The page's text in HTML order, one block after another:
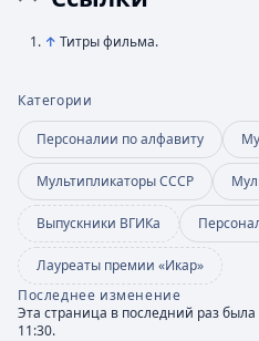
↑ Титры фильма.
Категории
Персоналии по алфавиту
Мультипликаторы СССР
Выпускники ВГИКа
Лауреаты премии «Икар»
Последнее изменение
Эта страница в последний раз
11:30.